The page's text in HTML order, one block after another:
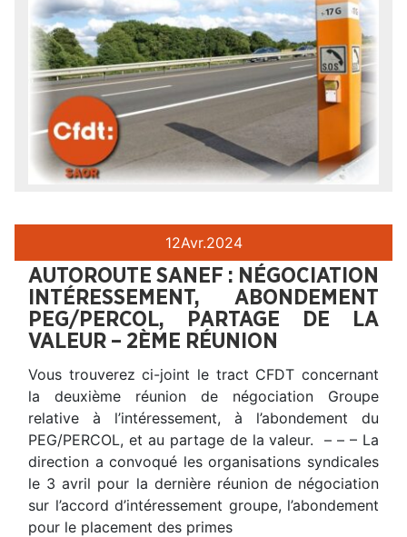
12Avr.2024
AUTOROUTE SANEF : NÉGOCIATION
INTÉRESSEMENT, ABONDEMENT
PEG/PERCOL, PARTAGE DE LA
VALEUR – 2ÈME RÉUNION
Vous trouverez ci-joint le tract CFDT concernant
la deuxième réunion de négociation Groupe
relative à l’intéressement, à l’abondement du
PEG/PERCOL, et au partage de la valeur. – – – La
direction a convoqué les organisations syndicales
le 3 avril pour la dernière réunion de négociation
sur l’accord d’intéressement groupe, l’abondement
pour le placement des primes